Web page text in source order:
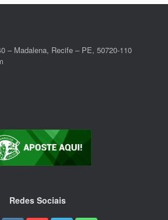
– Madalena, Recife – PE, 50720-110
Redes Sociais